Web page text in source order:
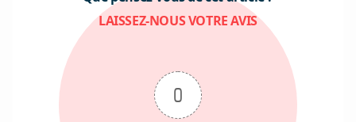
LAISSEZ-NOUS VOTRE AVIS
0